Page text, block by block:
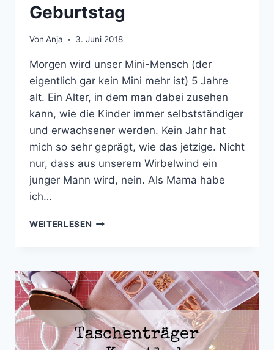
Geburtstag
Von Anja 3. Juni 2018
Morgen wird unser Mini-Mensch (der
eigentlich gar kein Mini mehr ist) 5 Jahre
alt. Ein Alter, in dem man dabei zusehen
kann, wie die Kinder immer selbstständiger
und erwachsener werden. Kein Jahr hat
mich so sehr geprägt, wie das jetzige. Nicht
nur, dass aus unserem Wirbelwind ein
junger Mann wird, nein. Als Mama habe
ich…
WEITERLESEN RAGLAN-
ZUM
5.
GEBURTSTAG